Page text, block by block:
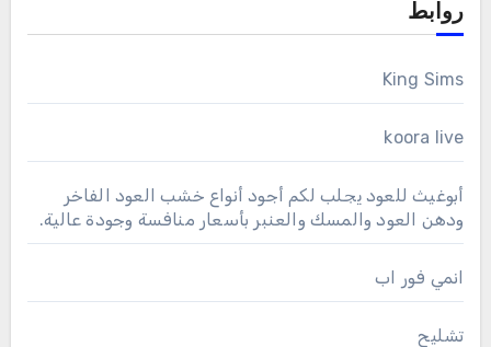
روابط
King Sims
koora live
أبوغيث للعود يجلب لكم أجود أنواع خشب العود الفاخر
ودهن العود والمسك والعنبر بأسعار منافسة وجودة عالية.
انمي فور اب
تشليح